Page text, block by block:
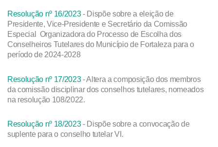
Resolução nº 16/2023- Dispõe sobre a eleição de
Presidente, Vice-Presidente e Secretário da Comissão
Especial Organizadora do Processo de Escolha dos
Conselheiros Tutelares do Município de Fortaleza para o
período de 2024-2028
Resolução nº 17/2023- Altera a composição dos membros
da comissão disciplinar dos conselhos tutelares, nomeados
na resolução 108/2022.
Resolução nº 18/2023- Dispõe sobre a convocação de
suplente para o conselho tutelar VI.